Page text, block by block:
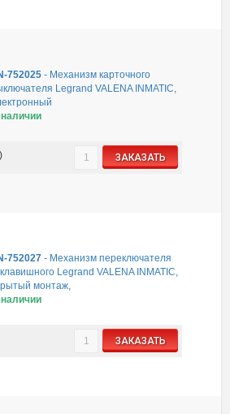
752025- Механизм карточного
Legrand VALENA INMATIC,
ЗАКАЗАТЬ
752027- Механизм переключателя
Legrand VALENA INMATIC,
монтаж,
ЗАКАЗАТЬ